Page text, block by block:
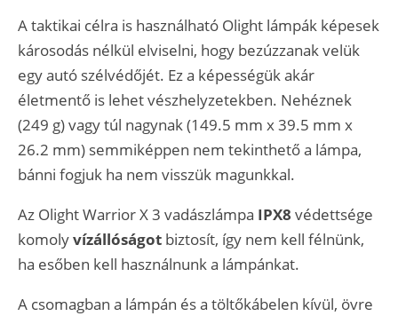
A taktikai célra is használható Olight lámpák képesek
károsodás nélkül elviselni, hogy bezúzzanak velük
egy autó szélvédőjét. Ez a képességük akár
életmentő is lehet vészhelyzetekben. Nehéznek
(249 g) vagy túl nagynak (149.5 mm x 39.5 mm x
26.2 mm) semmiképpen nem tekinthető a lámpa,
bánni fogjuk ha nem visszük magunkkal.
Az Olight Warrior X 3 vadászlámpa IPX8 védettsége
komolyvízállóságot biztosít, így nem kell félnünk,
ha esőben kell használnunk a lámpánkat.
A csomagban a lámpán és a töltőkábelen kívül, övre